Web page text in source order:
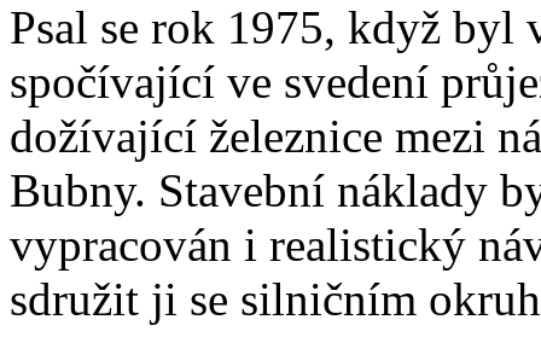
Psal se rok 1975, když byl
spočívající ve svedení
dožívající železnice mezi
Bubny. Stavební náklady
vypracován i realistický
sdružit ji se silničním